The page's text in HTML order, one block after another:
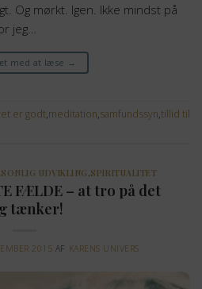
Og mørkt. Igen. Ikke mindst på
jeg…
med at læse →
er godt,meditation,samfundssyn,tillid til
UDVIKLING ,SPIRITUALITET
FÆLDE – at tro på det
tænker!
2015 AF KARENS UNIVERS